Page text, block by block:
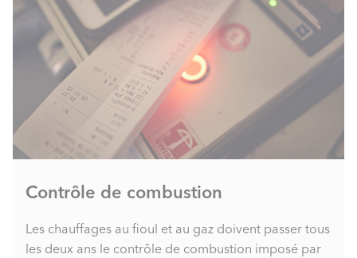
Contrôle de combustion
Les chauffages au fioul et au gaz doivent passer tous
les deux ans le contrôle de combustion imposé par